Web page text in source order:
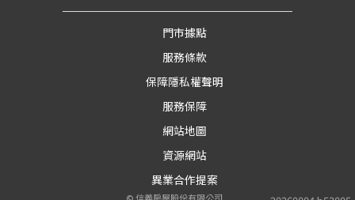
門市據點
服務條款
保障隱私權聲明
服務保障
網站地圖
資源網站
異業合作提案